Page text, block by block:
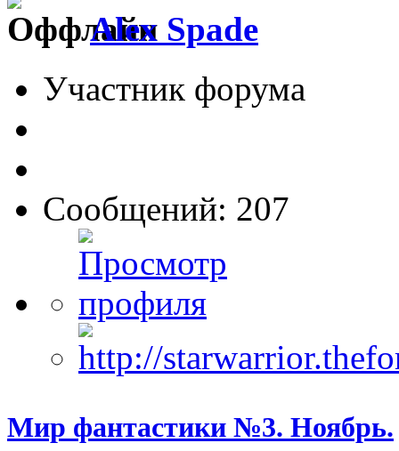
Alex Spade
Участник форума
Сообщений: 207
Мир фантастики №3. Ноябрь.